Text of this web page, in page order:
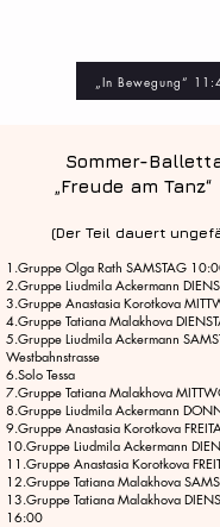
„In Bewegung“
Sommer-
„Freude am
(Der Teil dauert
1.Gruppe Olga Rath SAMSTAG
2.Gruppe Liudmila Ackermann
3.Gruppe Anastasia Korotkova
4.Gruppe Tatiana Malakhova
5.Gruppe Liudmila Ackermann
Westbahnstrasse
6.Solo Tessa
7.Gruppe Tatiana Malakhova
8.Gruppe Liudmila Ackermann
9.Gruppe Anastasia Korotkova
10.Gruppe Liudmila Ackermann
11.Gruppe Anastasia Korotkova
12.Gruppe Tatiana Malakhova
13.Gruppe Tatiana Malakhova
16:00